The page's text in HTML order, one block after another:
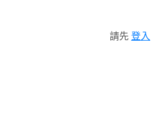
請先 登入